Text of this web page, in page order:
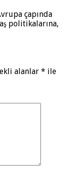
çapında
politikalarına,
alanlar * ile